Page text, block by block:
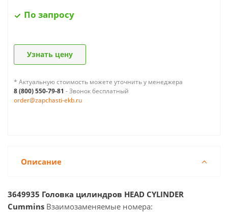
По запросу
Узнать цену
* Актуальную стоимость можете уточнить у менеджера
8 (800) 550-79-81 - Звонок бесплатный
order@zapchasti-ekb.ru
Описание
3649935 Головка цилиндров HEAD CYLINDER
Cummins Взаимозаменяемые номера: